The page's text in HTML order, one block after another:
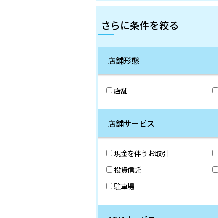
さらに条件を絞る
店舗形態
店舗
店舗サービス
現金を伴うお取引
投資信託
駐車場